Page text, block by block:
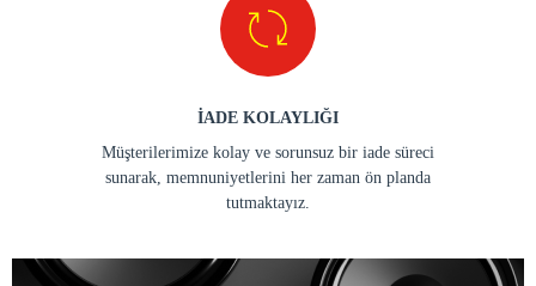
İADE KOLAYLIĞI
Müşterilerimize kolay ve sorunsuz bir iade süreci
sunarak, memnuniyetlerini her zaman ön planda
tutmaktayız.